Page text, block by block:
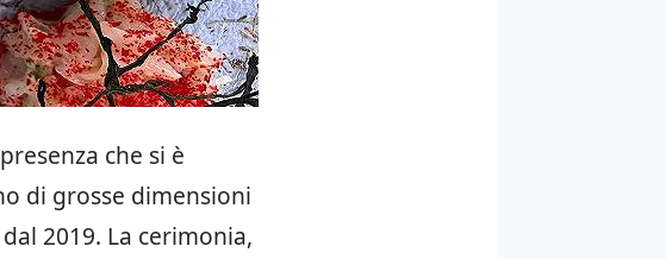
che si è
di grosse dimensioni
2019. La cerimonia,